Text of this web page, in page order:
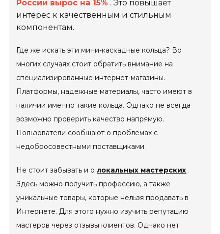
России вырос на 15% . Это повышает
интерес к качественным и стильным
компонентам.
Где же искать эти мини-каскадные кольца? Во
многих случаях стоит обратить внимание на
специализированные интернет-магазины.
Платформы, надежные материалы, часто имеют в
наличии именно такие кольца. Однако не всегда
возможно проверить качество напрямую.
Пользователи сообщают о проблемах с
недобросовестными поставщиками.
Не стоит забывать и олокальных мастерских .
Здесь можно получить профессию, а также
уникальные товары, которые нельзя продавать в
Интернете. Для этого нужно изучить репутацию
мастеров через отзывы клиентов. Однако нет